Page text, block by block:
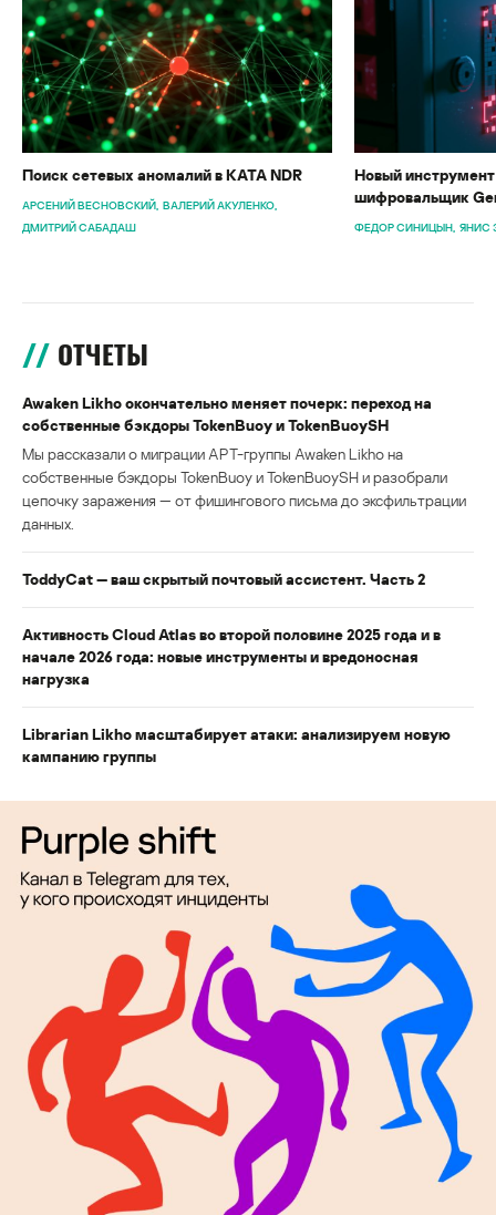
Поиск сетевых аномалий в KATA NDR
АРСЕНИЙ ВЕСНОВСКИЙ ВАЛЕРИЙ АКУЛЕНКО
ДМИТРИЙ САБАДАШ
Новый
шифровальщик
ФЕДОР СИНИЦЫН ЯНИС
ОТЧЕТЫ
Awaken Likho окончательно меняет почерк: переход на
собственные бэкдоры TokenBuoy и TokenBuoySH
Мы рассказали о миграции APT-группы Awaken Likho на
собственные бэкдоры TokenBuoy и TokenBuoySH и разобрали
цепочку заражения — от фишингового письма до эксфильтрации
данных.
ToddyCat — ваш скрытый почтовый ассистент. Часть 2
Активность Cloud Atlas во второй половине 2025 года и в
начале 2026 года: новые инструменты и вредоносная
нагрузка
Librarian Likho масштабирует атаки: анализируем новую
кампанию группы